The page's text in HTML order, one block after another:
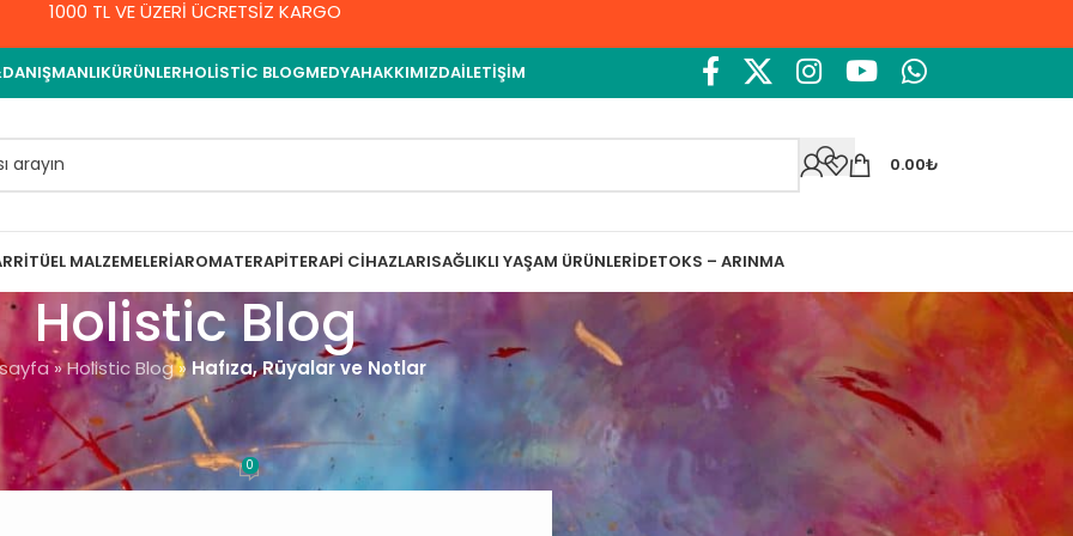
1000 TL VE ÜZERİ ÜCRETSİZ KARGO
ÜRÜNLERHOLISTIC BLOGMEDYAHAKKIMIZDAİLETIŞIM
0.00₺
RITÜEL MALZEMELERIAROMATERAPITERAPI CIHAZLARISAĞLIKLI YAŞAM ÜRÜNLERIDETOKS – ARINMA
Holistic Blog
»Holistic Blog»Hafıza, Rüyalar ve Notlar
VE BILGELIK
ve Notlar
YıldırımOn 3 Mart 2022 0